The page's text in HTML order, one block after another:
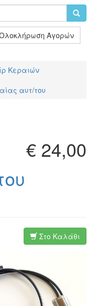
Αγορών
Κεραιών
αυτ/του
€ 24,00
Στο Καλάθι